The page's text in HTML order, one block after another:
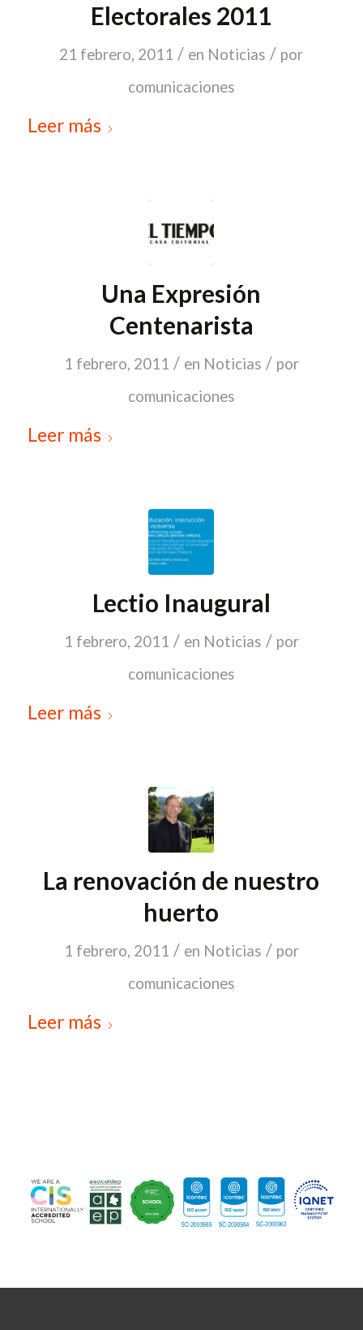
Electorales 2011
21 febrero, 2011 / en Noticias / por
comunicaciones
Leer más
Una Expresión
Centenarista
1 febrero, 2011 / en Noticias / por
comunicaciones
Leer más
Lectio Inaugural
1 febrero, 2011 / en Noticias / por
comunicaciones
Leer más
La renovación de nuestro
huerto
1 febrero, 2011 / en Noticias / por
comunicaciones
Leer más